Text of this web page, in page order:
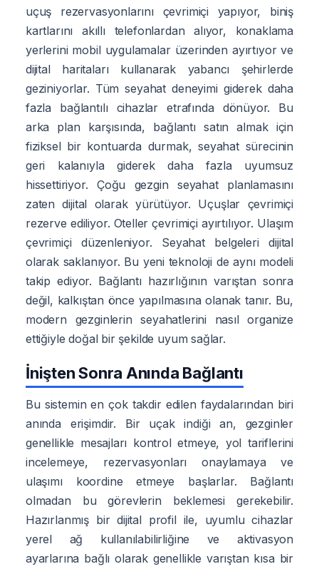
uçuş rezervasyonlarını çevrimiçi yapıyor, biniş
kartlarını akıllı telefonlardan alıyor, konaklama
yerlerini mobil uygulamalar üzerinden ayırtıyor ve
dijital haritaları kullanarak yabancı şehirlerde
geziniyorlar. Tüm seyahat deneyimi giderek daha
fazla bağlantılı cihazlar etrafında dönüyor. Bu
arka plan karşısında, bağlantı satın almak için
fiziksel bir kontuarda durmak, seyahat sürecinin
geri kalanıyla giderek daha fazla uyumsuz
hissettiriyor. Çoğu gezgin seyahat planlamasını
zaten dijital olarak yürütüyor. Uçuşlar çevrimiçi
rezerve ediliyor. Oteller çevrimiçi ayırtılıyor. Ulaşım
çevrimiçi düzenleniyor. Seyahat belgeleri dijital
olarak saklanıyor. Bu yeni teknoloji de aynı modeli
takip ediyor. Bağlantı hazırlığının varıştan sonra
değil, kalkıştan önce yapılmasına olanak tanır. Bu,
modern gezginlerin seyahatlerini nasıl organize
ettiğiyle doğal bir şekilde uyum sağlar.
İnişten Sonra Anında Bağlantı
Bu sistemin en çok takdir edilen faydalarından biri
anında erişimdir. Bir uçak indiği an, gezginler
genellikle mesajları kontrol etmeye, yol tariflerini
incelemeye, rezervasyonları onaylamaya ve
ulaşımı koordine etmeye başlarlar. Bağlantı
olmadan bu görevlerin beklemesi gerekebilir.
Hazırlanmış bir dijital profil ile, uyumlu cihazlar
yerel ağ kullanılabilirliğine ve aktivasyon
ayarlarına bağlı olarak genellikle varıştan kısa bir